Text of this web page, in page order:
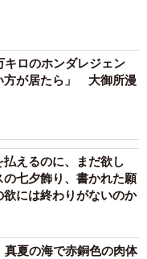
キロのホンダレジェン
方が居たら」 大御所漫
払えるのに、まだ欲し
七夕飾り、書かれた願
には終わりがないのか
夏の海で赤銅色の肉体